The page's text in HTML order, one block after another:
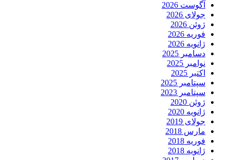
آگوست 2026
جولای 2026
ژوئن 2026
فوریه 2026
ژانویه 2026
دسامبر 2025
نوامبر 2025
اکتبر 2025
سپتامبر 2025
سپتامبر 2023
ژوئن 2020
ژانویه 2020
جولای 2019
مارس 2018
فوریه 2018
ژانویه 2018